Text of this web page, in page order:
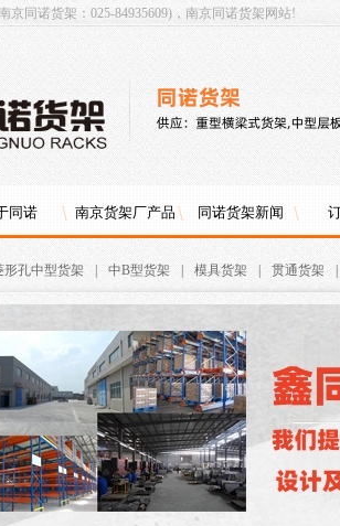
京同诺货架：025-84935609)，南京同诺货架网站!
同诺 南京货架厂产品 同诺货架新闻
形孔中型货架 中B型货架 模具货架 贯通货架